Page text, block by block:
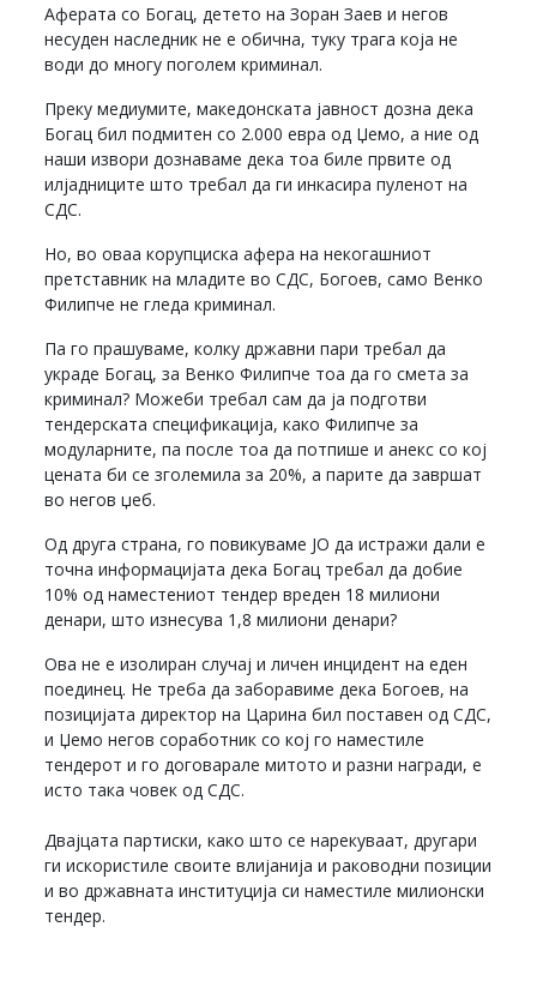
Аферата со Богац, детето на Зоран Заев и негов
несуден наследник не е обична, туку трага која не
води до многу поголем криминал.
Преку медиумите, македонската јавност дозна дека
Богац бил подмитен со 2.000 евра од Џемо, а ние од
наши извори дознаваме дека тоа биле првите од
илјадниците што требал да ги инкасира пуленот на
СДС.
Но, во оваа корупциска афера на некогашниот
претставник на младите во СДС, Богоев, само Венко
Филипче не гледа криминал.
Па го прашуваме, колку државни пари требал да
украде Богац, за Венко Филипче тоа да го смета за
криминал? Можеби требал сам да ја подготви
тендерската спецификација, како Филипче за
модуларните, па после тоа да потпише и анекс со кој
цената би се зголемила за 20%, а парите да завршат
во негов џеб.
Од друга страна, го повикуваме ЈО да истражи дали е
точна информацијата дека Богац требал да добие
10% од наместениот тендер вреден 18 милиони
денари, што изнесува 1,8 милиони денари?
Ова не е изолиран случај и личен инцидент на еден
поединец. Не треба да заборавиме дека Богоев, на
позицијата директор на Царина бил поставен од СДС,
и Џемо негов соработник со кој го наместиле
тендерот и го договарале митото и разни награди, е
исто така човек од СДС.
Двајцата партиски, како што се нарекуваат, другари
ги искористиле своите влијанија и раководни позиции
и во државната институција си наместиле милионски
тендер.